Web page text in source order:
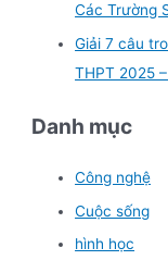
Các Trường
Giải 7 câu
THPT 2025
Danh mục
Công nghệ
Cuộc sống
hình học